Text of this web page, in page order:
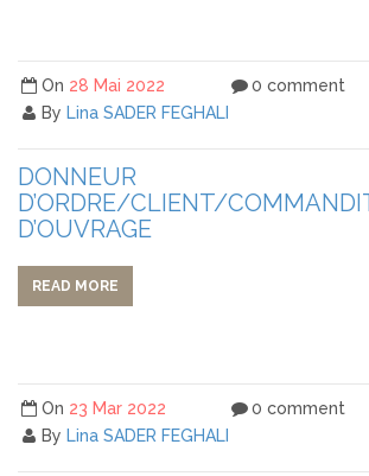
On 28 Mai 2022
By Lina SADER FEGHALI
0 comment
DONNEUR
D’ORDRE/CLIENT/
D’OUVRAGE
READ MORE
On 23 Mar 2022
By Lina SADER FEGHALI
0 comment